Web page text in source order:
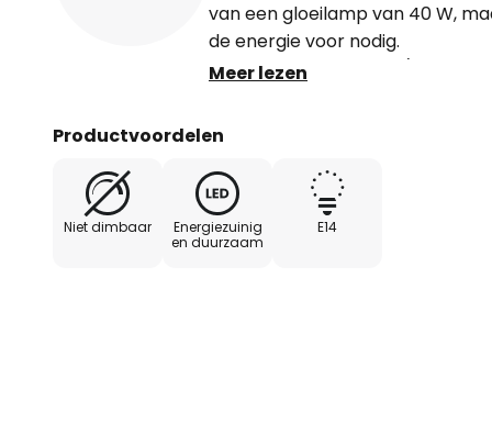
van een gloeilamp van 40 W,
de energie voor nodig.
Technische gegevens /
- Set van 4
Meer lezen
Productvoordelen
Niet dimbaar
Energiezuinig
en duurzaam
E14